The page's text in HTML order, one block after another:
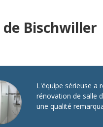
de Bischwiller
L'équipe sérieuse a
rénovation de salle
une qualité